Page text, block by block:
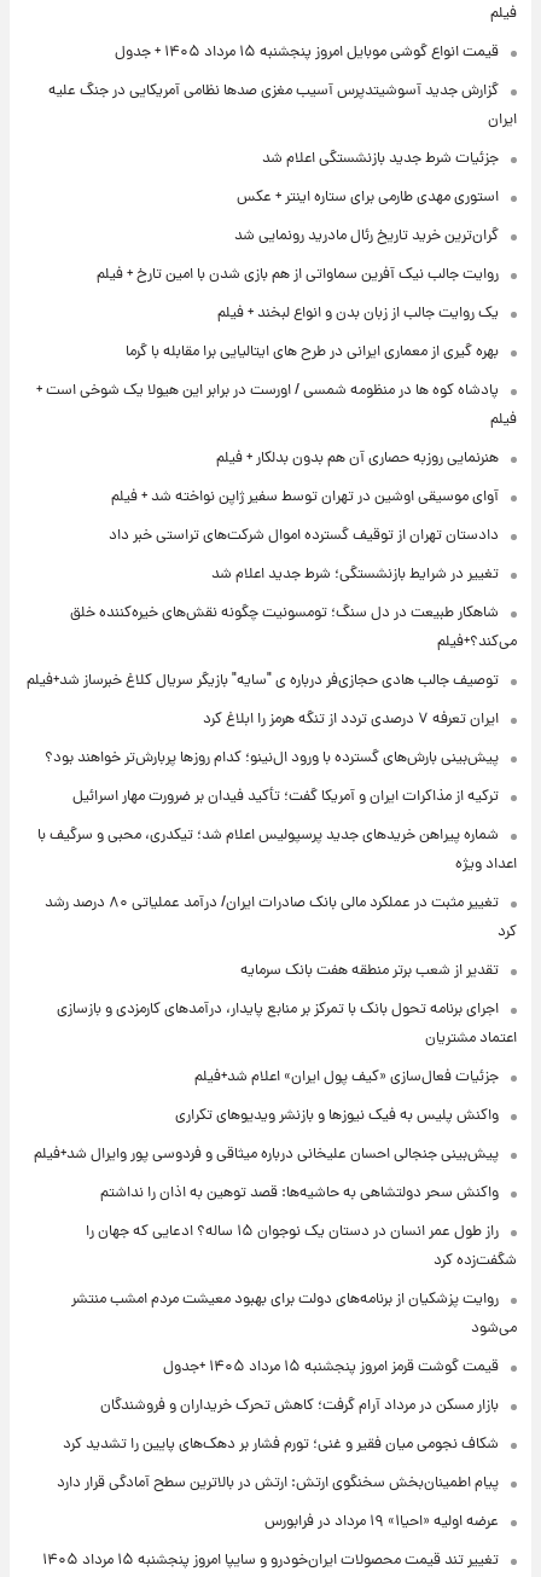
فیلم
قیمت انواع گوشی موبایل امروز پنجشنبه ۱۵ مرداد ۱۴۰۵ + جدول
گزارش جدید آسوشیتدپرس آسیب مغزی صدها نظامی آمریکایی در جنگ علیه
ایران
جزئیات شرط جدید بازنشستگی اعلام شد
استوری مهدی طارمی برای ستاره اینتر + عکس
گران‌ترین خرید تاریخ رئال مادرید رونمایی شد
روایت جالب نیک آفرین سماواتی از هم بازی شدن با امین تارخ + فیلم
یک روایت جالب از زبان بدن و انواع لبخند + فیلم
بهره گیری از معماری ایرانی در طرح های ایتالیایی برا مقابله با گرما
پادشاه کوه ها در منظومه شمسی / اورست در برابر این هیولا یک شوخی است +
فیلم
هنرنمایی روزبه حصاری آن هم بدون بدلکار + فیلم
آوای موسیقی اوشین در تهران توسط سفیر ژاپن نواخته شد + فیلم
دادستان تهران از توقیف گسترده اموال شرکت‌های تراستی خبر داد
تغییر در شرایط بازنشستگی؛ شرط جدید اعلام شد
شاهکار طبیعت در دل سنگ؛ تومسونیت چگونه نقش‌های خیره‌کننده خلق
می‌کند؟+فیلم
توصیف جالب هادی حجازی‌فر درباره ی "سایه" بازیگر سریال کلاغ خبرساز شد+فیلم
ایران تعرفه ۷ درصدی تردد از تنگه هرمز را ابلاغ کرد
پیش‌بینی بارش‌های گسترده با ورود ال‌نینو؛ کدام روزها پربارش‌تر خواهند بود؟
ترکیه از مذاکرات ایران و آمریکا گفت؛ تأکید فیدان بر ضرورت مهار اسرائیل
شماره پیراهن خریدهای جدید پرسپولیس اعلام شد؛ تیکدری، محبی و سرگیف با
اعداد ویژه
تغییر مثبت در عملکرد مالی بانک صادرات ایران/ درآمد عملیاتی ۸۰ درصد رشد
کرد
تقدیر از شعب برتر منطقه هفت بانک سرمایه
اجرای برنامه تحول بانک با تمرکز بر منابع پایدار، درآمدهای کارمزدی و بازسازی
اعتماد مشتریان
جزئیات فعال‌سازی «کیف پول ایران» اعلام شد+فیلم
واکنش پلیس به فیک نیوزها و بازنشر ویدیوهای تکراری
پیش‌بینی جنجالی احسان علیخانی درباره میثاقی و فردوسی پور وایرال شد+فیلم
واکنش سحر دولتشاهی به حاشیه‌ها: قصد توهین به اذان را نداشتم
راز طول عمر انسان در دستان یک نوجوان ۱۵ ساله؟ ادعایی که جهان را
شگفت‌زده کرد
روایت پزشکیان از برنامه‌های دولت برای بهبود معیشت مردم امشب منتشر
می‌شود
قیمت گوشت قرمز امروز پنجشنبه ۱۵ مرداد ۱۴۰۵ +جدول
بازار مسکن در مرداد آرام گرفت؛ کاهش تحرک خریداران و فروشندگان
شکاف نجومی میان فقیر و غنی؛ تورم فشار بر دهک‌های پایین را تشدید کرد
پیام اطمینان‌بخش سخنگوی ارتش: ارتش در بالاترین سطح آمادگی قرار دارد
عرضه اولیه «احیا۱» ۱۹ مرداد در فرابورس
تغییر تند قیمت محصولات ایران‌خودرو و سایپا امروز پنجشنبه ۱۵ مرداد ۱۴۰۵